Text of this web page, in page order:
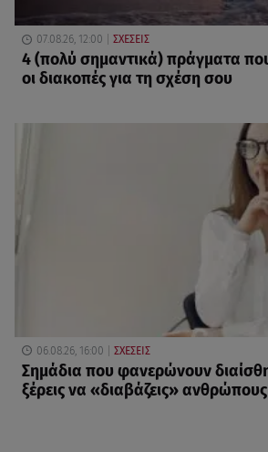
07.08.26, 12:00 ΣΧΕΣΕΙΣ
4 (πολύ σημαντικά) πράγματα
οι διακοπές για τη σχέση σου
06.08.26, 16:00 ΣΧΕΣΕΙΣ
Σημάδια που φανερώνουν
ξέρεις να «διαβάζεις» ανθρώπους